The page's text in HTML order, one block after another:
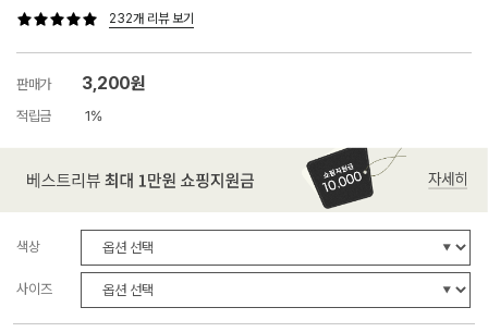
232개 리뷰 보기
판매가 3,200원
적립금 1%
색상
사이즈